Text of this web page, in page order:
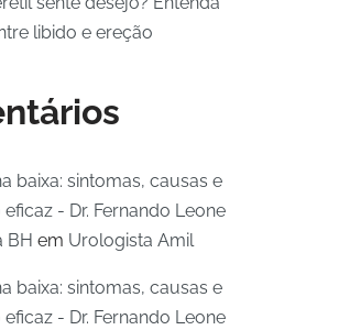
libido e ereção
baixa: sintomas, causas e
- Dr. Fernando Leone
BH em Urologista Amil
baixa: sintomas, causas e
- Dr. Fernando Leone